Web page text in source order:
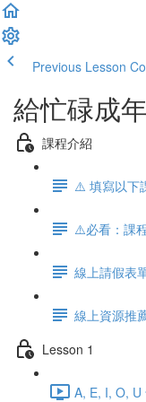
Previous Lesson
給忙碌成
課程介紹
⚠️ 填寫以下
⚠️必看：課
線上請假表
線上資源推
Lesson 1
A, E, I, O, U